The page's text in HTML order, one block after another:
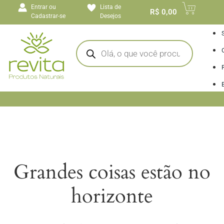
conteúdoEntrar ou
Cadastrar-se
Lista de
Desejos
R$ 0,00
Grandes coisas estão no
horizonte